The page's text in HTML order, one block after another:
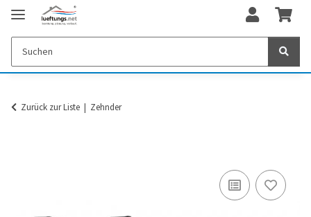
Zurück zur Liste Zehnder